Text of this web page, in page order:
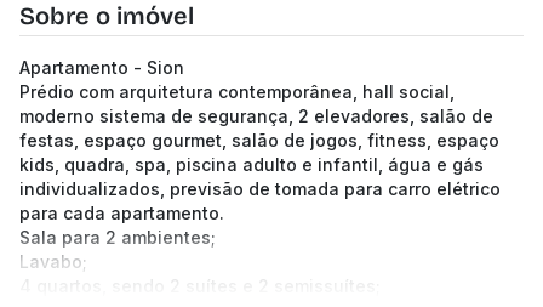
Sobre o imóvel
Apartamento - Sion
Prédio com arquitetura contemporânea, hall social,
moderno sistema de segurança, 2 elevadores, salão de
festas, espaço gourmet, salão de jogos, fitness, espaço
kids, quadra, spa, piscina adulto e infantil, água e gás
individualizados, previsão de tomada para carro elétrico
para cada apartamento.
Sala para 2 ambientes;
Lavabo;
4 quartos, sendo 2 suítes e 2 semissuítes;